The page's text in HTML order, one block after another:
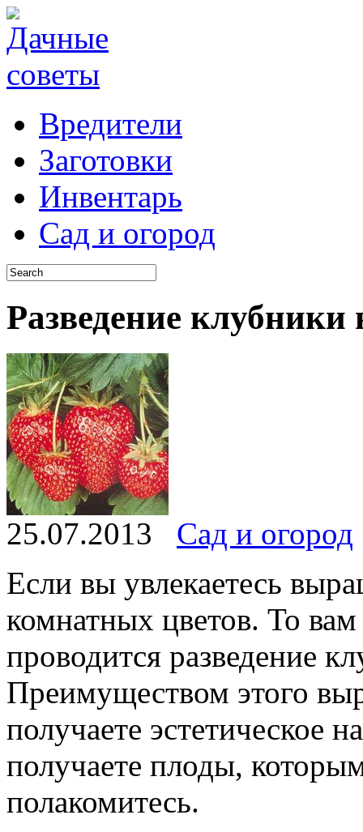
Вредители
Заготовки
Инвентарь
Сад и огород
Разведение
25.07.2013
Сад и огород
Если вы увлекаетесь
комнатных цветов. То
проводится разведение
Преимуществом этого
получаете эстетическое
получаете плоды,
полакомитесь.